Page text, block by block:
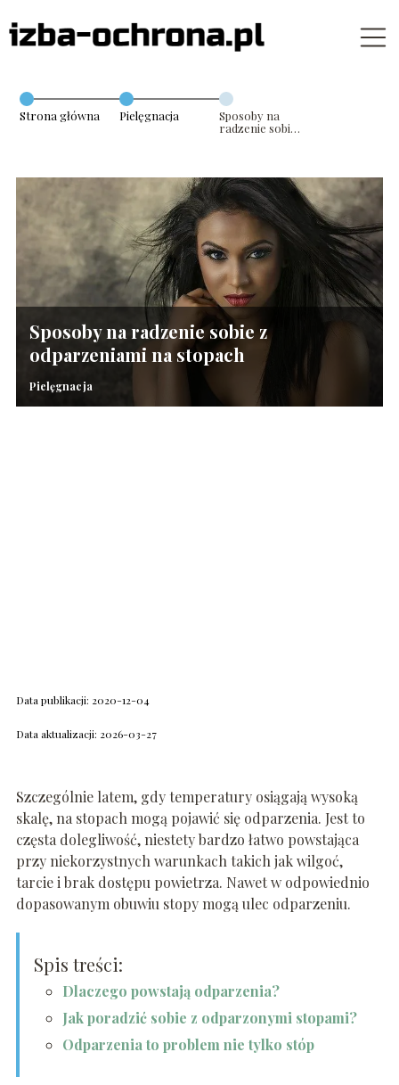
Strona główna Pielęgnacja
Sposoby na
radzenie sobie
Sposoby na radzenie sobie z
odparzeniami na stopach
Pielęgnacja
Data publikacji: 2020-12-04
Data aktualizacji: 2026-03-27
Szczególnie latem, gdy temperatury osiągają wysoką
skalę, na stopach mogą pojawić się odparzenia. Jest to
częsta dolegliwość, niestety bardzo łatwo powstająca
przy niekorzystnych warunkach takich jak wilgoć,
tarcie i brak dostępu powietrza. Nawet w odpowiednio
dopasowanym obuwiu stopy mogą ulec odparzeniu.
Spis treści:
Dlaczego powstają odparzenia?
Jak poradzić sobie z odparzonymi stopami?
Odparzenia to problem nie tylko stóp